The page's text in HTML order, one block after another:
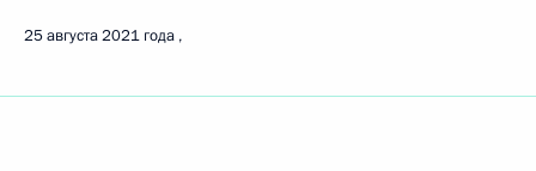
25 августа 2021 года